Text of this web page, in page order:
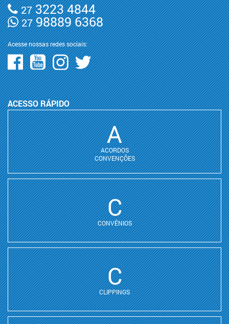
273223 4844
2798889 6368
Acesse nossas redes sociais:
ACESSO RÁPIDO
A
ACORDOS
CONVENÇÕES
C
CONVÊNIOS
C
CLIPPINGS